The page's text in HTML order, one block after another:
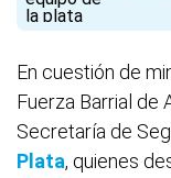
En cuestión de
Fuerza Barrial de
Secretaría de
Plata, quienes